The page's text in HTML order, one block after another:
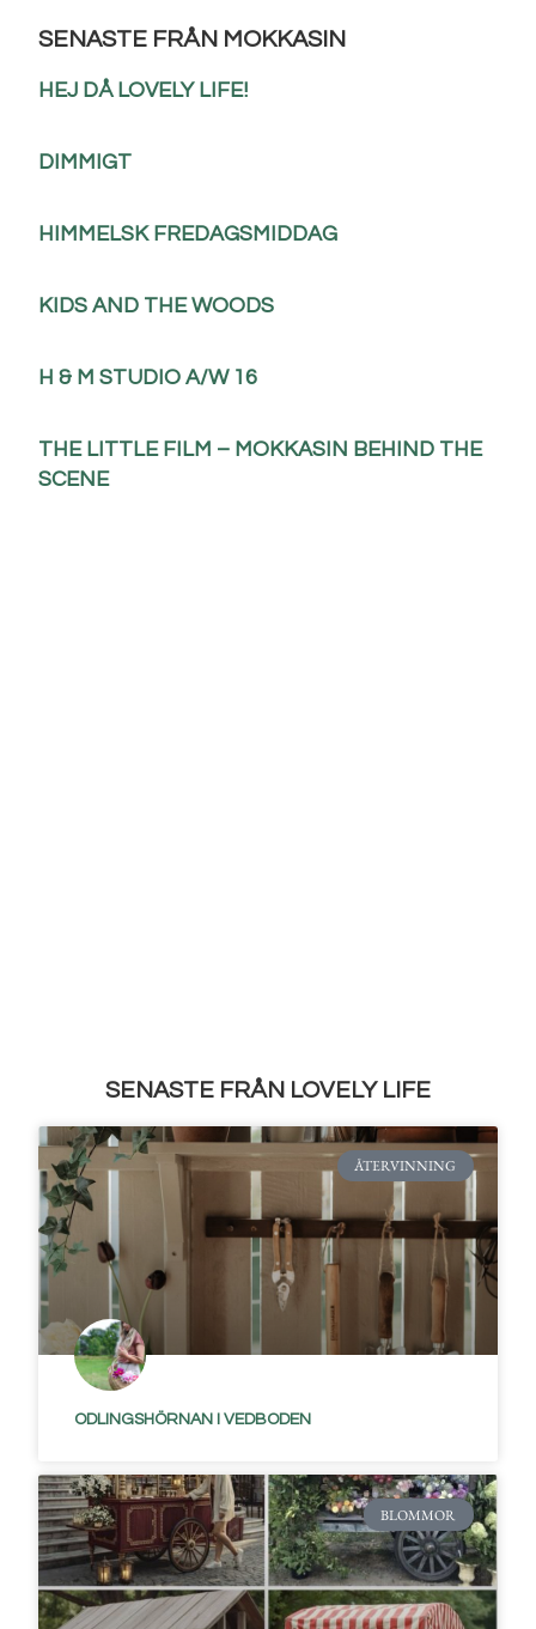
SENASTE FRÅN MOKKASIN
HEJ DÅ LOVELY LIFE!
DIMMIGT
HIMMELSK FREDAGSMIDDAG
KIDS AND THE WOODS
H & M STUDIO A/W 16
THE LITTLE FILM – MOKKASIN BEHIND THE
SCENE
SENASTE FRÅN LOVELY LIFE
ÅTERVINNING
ODLINGSHÖRNAN I VEDBODEN
BLOMMOR